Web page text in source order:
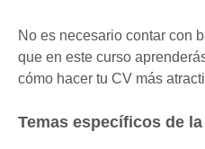
No es necesario contar con
que en este curso
cómo hacer tu CV más
Temas específicos de